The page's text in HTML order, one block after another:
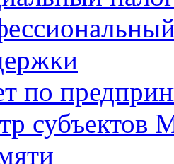
по